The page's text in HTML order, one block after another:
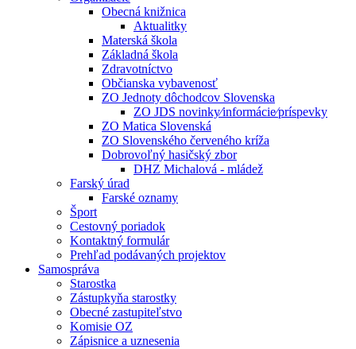
Obecná knižnica
Aktualitky
Materská škola
Základná škola
Zdravotníctvo
Občianska vybavenosť
ZO Jednoty dôchodcov Slovenska
ZO JDS novinky⁄informácie⁄príspevky
ZO Matica Slovenská
ZO Slovenského červeného kríža
Dobrovoľný hasičský zbor
DHZ Michalová - mládež
Farský úrad
Farské oznamy
Šport
Cestovný poriadok
Kontaktný formulár
Prehľad podávaných projektov
Samospráva
Starostka
Zástupkyňa starostky
Obecné zastupiteľstvo
Komisie OZ
Zápisnice a uznesenia